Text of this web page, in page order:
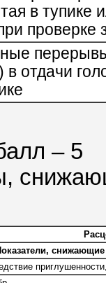
в тупике
проверке
в отдачи
– 5
снижающие